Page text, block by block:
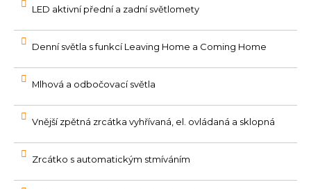
LED aktivní přední a zadní světlomety
Denní světla s funkcí Leaving Home a Coming Home
Mlhová a odbočovací světla
Vnější zpětná zrcátka vyhřívaná, el. ovládaná a sklopná
Zrcátko s automatickým stmíváním